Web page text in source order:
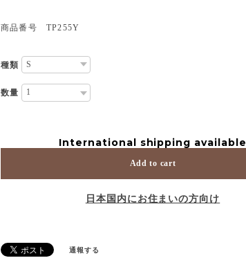
商品番号 TP255Y
種類
数量
International shipping available
Add to cart
日本国内にお住まいの方向け
通報する